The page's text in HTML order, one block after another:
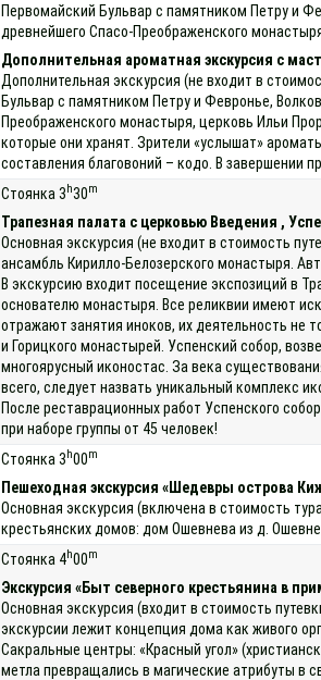
Первомайский Бульвар с памятником Петру и
древнейшего Спасо-Преображенского
Дополнительная ароматная экскурсия с
Дополнительная экскурсия (не входит в
Бульвар с памятником Петру и Февронье,
Преображенского монастыря, церковь Ильи
которые они хранят. Зрители «услышат»
составления благовоний – кодо. В завершении
Стоянка 3 h30m
Трапезная палата с церковью Введения ,
Основная экскурсия (не входит в стоимость
ансамбль Кирилло-Белозерского монастыря.
В экскурсию входит посещение экспозиций в
основателю монастыря. Все реликвии имеют
отражают занятия иноков, их деятельность не
и Горицкого монастырей. Успенский собор,
многоярусный иконостас. За века
всего, следует назвать уникальный комплекс
После реставрационных работ Успенского
при наборе группы от 45 человек!
Стоянка 3 h00m
Пешеходная экскурсия «Шедевры острова
Основная экскурсия (включена в стоимость
крестьянских домов: дом Ошевнева из д.
Стоянка 4h00m
Экскурсия «Быт северного крестьянина в
Основная экскурсия (входит в стоимость
экскурсии лежит концепция дома как живого
Сакральные центры: «Красный угол»
метла превращались в магические атрибуты в